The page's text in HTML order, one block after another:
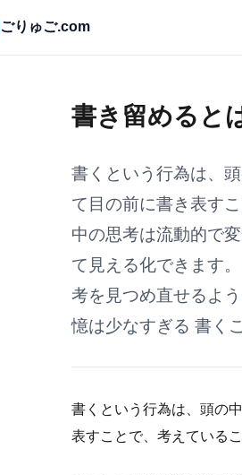
ごりゅご.com
書き留めると
書くという行為は、
て目の前に書き表す
中の思考は流動的で
て見える化できます
考を見つめ直せるよ
憶は少なすぎる 書く
書くという行為は、頭の
表すことで、考えている